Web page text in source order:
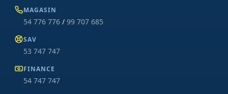
MAGASIN
54 776 776 / 99 707 685
SAV
53 747 747
FINANCE
54 747 747